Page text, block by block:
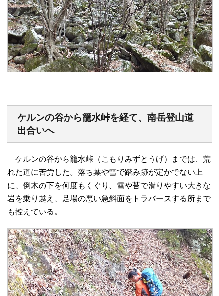
ケルンの谷から籠水峠を経て、南岳登山道
出合いへ
ケルンの谷から籠水峠（こもりみずとうげ）までは、荒
れた道に苦労した。落ち葉や雪で踏み跡が定かでない上
に、倒木の下を何度もくぐり、雪や苔で滑りやすい大きな
岩を乗り越え、足場の悪い急斜面をトラバースする所まで
も控えている。